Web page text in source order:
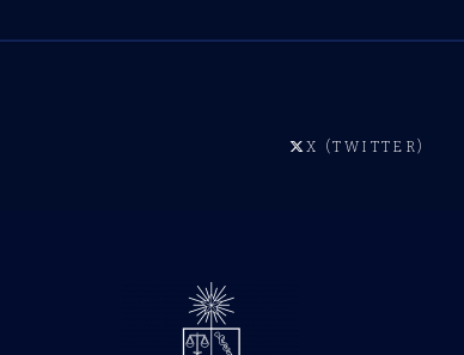
X (TWITTER)